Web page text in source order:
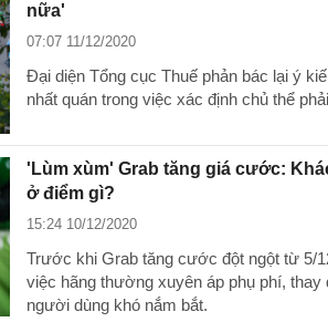
nữa'
07:07 11/12/2020
Đại diện Tổng cục Thuế phản bác lại ý
nhất quán trong việc xác định chủ thể
'Lùm xùm' Grab tăng giá cước:
ở điểm gì?
15:24 10/12/2020
Trước khi Grab tăng cước đột ngột từ 5/
việc hãng thường xuyên áp phụ phí, thay
người dùng khó nắm bắt.